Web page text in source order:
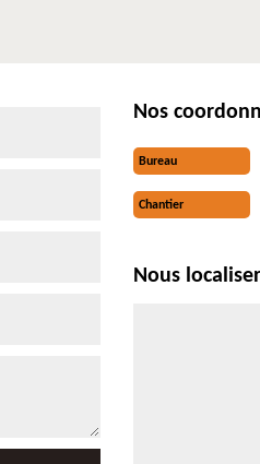
Nos
Bureau
Chantier
Nous localiser